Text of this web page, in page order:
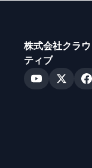
株式会社クラ
ティブ